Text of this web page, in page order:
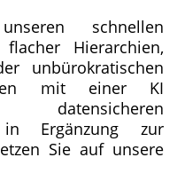
schnellen
Hierarchien,
unbürokratischen
mit einer KI
in Ergänzung zur
Sie auf unsere